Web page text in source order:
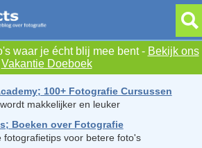
waar je écht blij mee bent - Bekijk ons
Vakantie Doeboek
100+ Fotografie Cursussen
makkelijker en leuker
Boeken over Fotografie
fotografietips voor betere foto's